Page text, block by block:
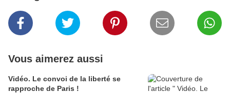
Vous aimerez aussi
Vidéo. Le convoi de la liberté se
rapproche de Paris !